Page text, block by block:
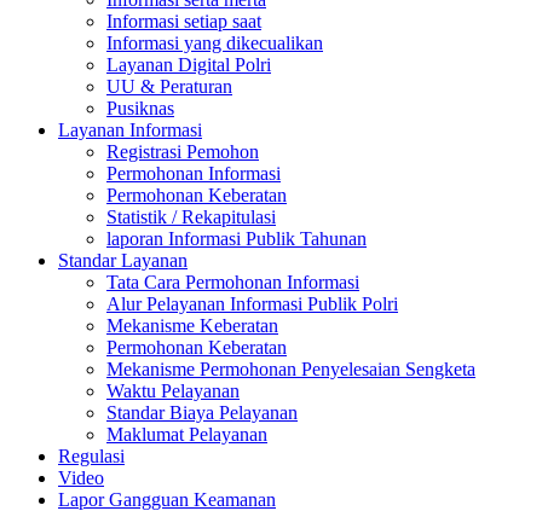
Informasi setiap saat
Informasi yang dikecualikan
Layanan Digital Polri
UU & Peraturan
Pusiknas
Layanan Informasi
Registrasi Pemohon
Permohonan Informasi
Permohonan Keberatan
Statistik / Rekapitulasi
laporan Informasi Publik Tahunan
Standar Layanan
Tata Cara Permohonan Informasi
Alur Pelayanan Informasi Publik Polri
Mekanisme Keberatan
Permohonan Keberatan
Mekanisme Permohonan Penyelesaian Sengketa
Waktu Pelayanan
Standar Biaya Pelayanan
Maklumat Pelayanan
Regulasi
Video
Lapor Gangguan Keamanan